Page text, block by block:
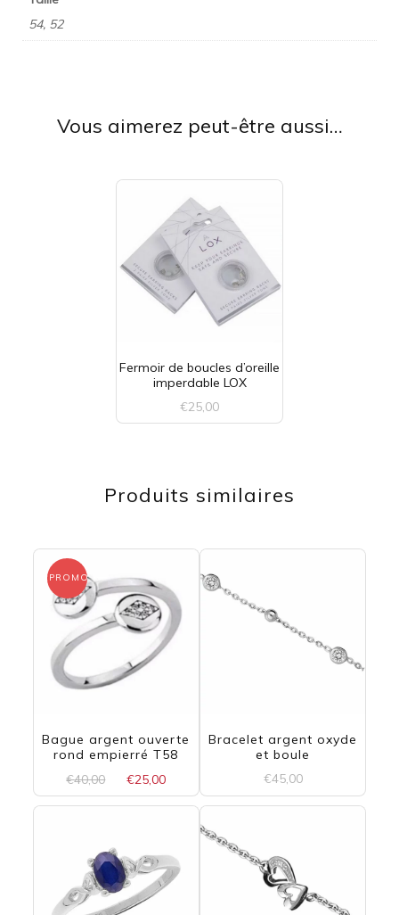
54, 52
Vous aimerez peut-être aussi…
Fermoir de boucles d’oreille
imperdable LOX
€25,00
a
Les
sur
page
du
produit
Produits similaires
PROMO !
Bague argent ouverte
rond empierré T58
€40,00
Le
prix
€40,00.
€25,00
prix
actuel
Bracelet argent oxyde
et boule
€45,00